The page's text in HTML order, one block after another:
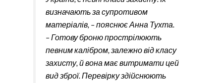
визначають за супротивом
матеріалів, – пояснює Анна Тухта.
– Готову броню прострілюють
певним калібром, залежно від класу
захисту, й вона має витримати цей
вид зброї. Перевірку здійснюють